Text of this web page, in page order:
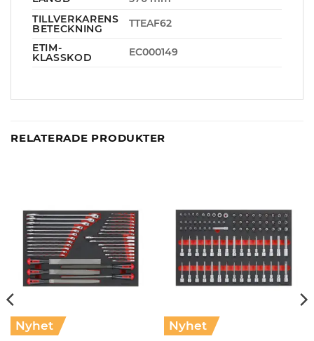
TILLVERKARENS
BETECKNING
TTEAF62
ETIM-
KLASSKOD
EC000149
RELATERADE PRODUKTER
Nyhet Nyhet